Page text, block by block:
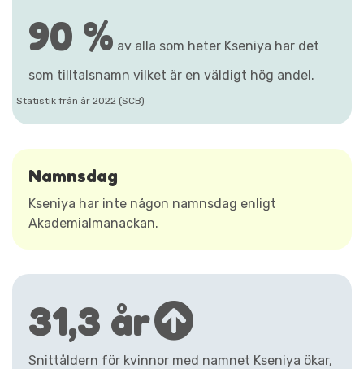
90 % av alla som heter Kseniya har det
som tilltalsnamn vilket är en väldigt hög andel.
Statistik från år 2022 (SCB)
Namnsdag
Kseniya har inte någon namnsdag enligt
Akademialmanackan.
31,3 år
Snittåldern för kvinnor med namnet Kseniya ökar,